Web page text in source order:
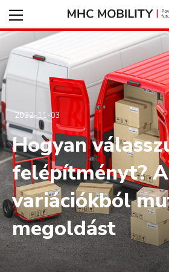
2022-11-03
Hogyan
felépítményt?
variációkból
megoldást